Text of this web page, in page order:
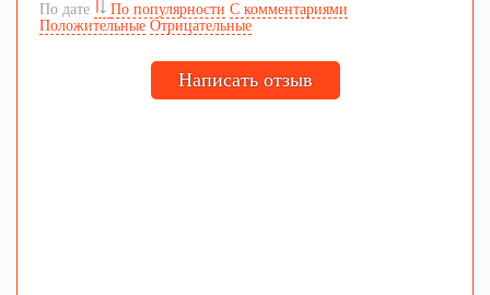
По дате По популярности С комментариями
Положительные Отрицательные
Написать отзыв